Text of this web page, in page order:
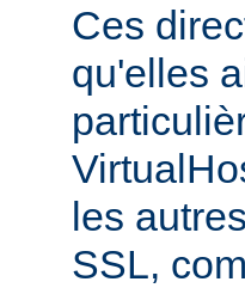
Ces
qu'elles
les
SSL,